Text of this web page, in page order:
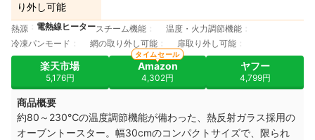
り外し可能
熱源 電熱線ヒータースチーム機能
温度・火力調節機能
冷凍パンモード
網の取り外し可能 扉取り外し可能
楽天市場
5,176円
Amazon
4,302円
タイムセール
ヤフー
4,799円
商品概要
約80～230℃の温度調節機能が備わった、 熱反射ガラス採用の
オーブントースター。幅30cmのコンパクトサイズで、限られ